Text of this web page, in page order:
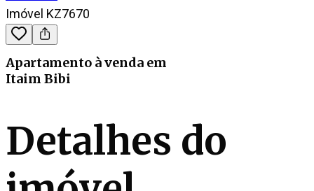
Imóvel KZ7670
Apartamento à venda em
Itaim Bibi
Detalhes do